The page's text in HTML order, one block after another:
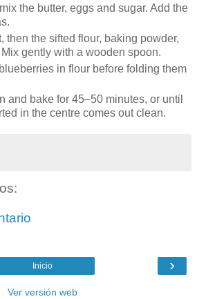
the butter, eggs and sugar. Add the
then the sifted flour, baking powder,
gently with a wooden spoon.
in flour before folding them
and bake for 45–50 minutes, or until
in the centre comes out clean.
›
Inicio
Ver versión web